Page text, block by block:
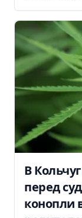
В
перед
конопли